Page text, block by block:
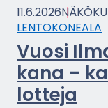
11.6.2026
LEN­TO­KO­NEA­LA
Vuosi
ka­na –
lot­te­ja